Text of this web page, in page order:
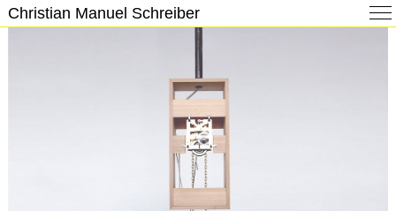
Christian Manuel Schreiber